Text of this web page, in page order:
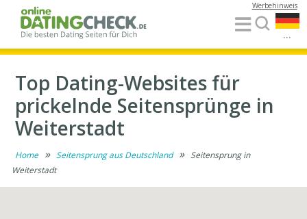
...
Werbehinweis
Top Dating-Websites für
prickelnde Seitensprünge in
Weiterstadt
Home » Seitensprung aus Deutschland » Seitensprung in
Weiterstadt